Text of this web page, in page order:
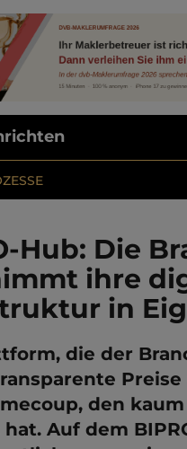
Hub: Die
ihre
in
die der
Preise
den
Auf dem